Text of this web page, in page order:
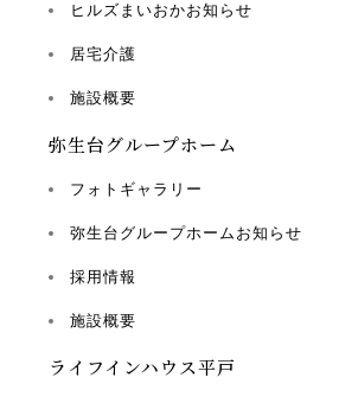
ヒルズまいおかお知らせ
居宅介護
施設概要
弥生台グループホーム
フォトギャラリー
弥生台グループホームお知らせ
採用情報
施設概要
ライフインハウス平戸